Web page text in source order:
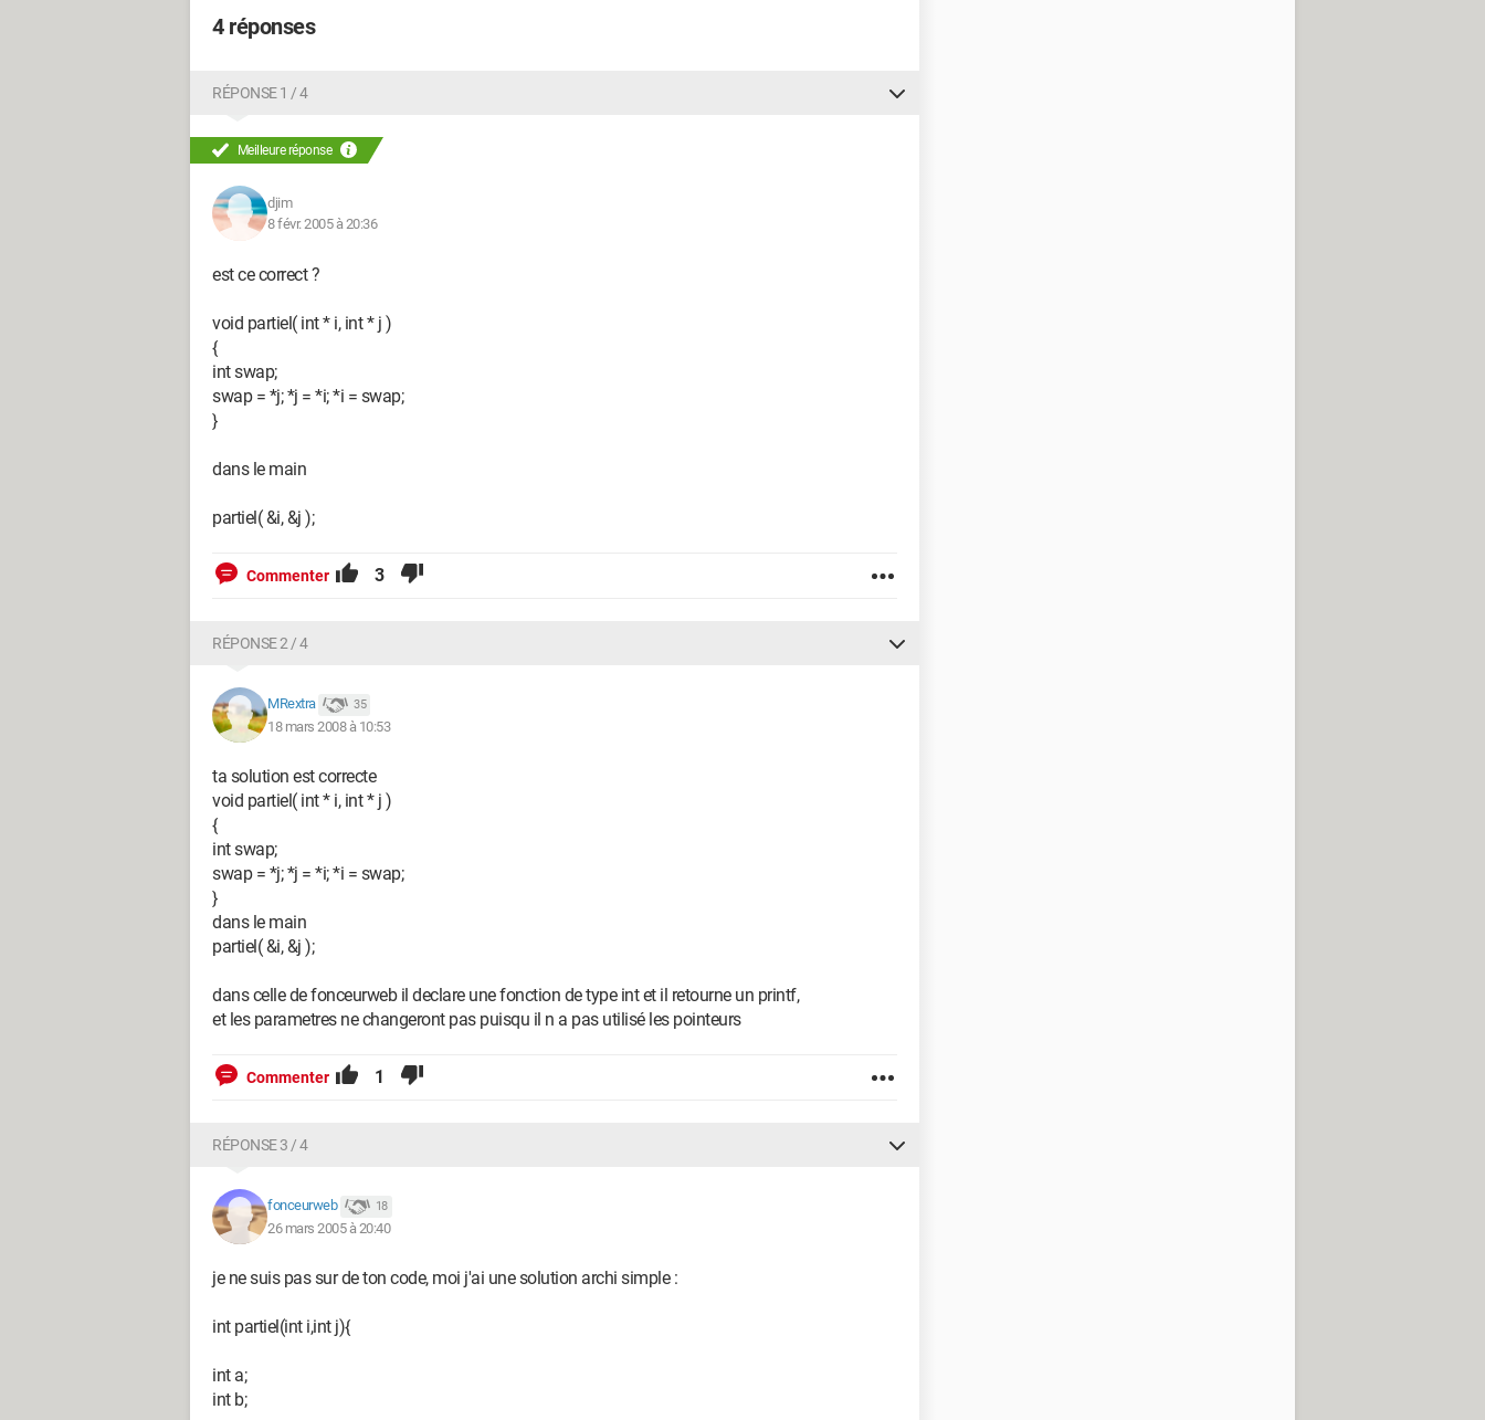
4 réponses
RÉPONSE 1 / 4
Meilleure réponse
djim
8 févr. 2005 à 20:36
est ce correct ?
void partiel( int * i, int * j )
{
int swap;
swap = *j; *j = *i; *i = swap;
}
dans le main
partiel( &i, &j );
Commenter 3
RÉPONSE 2 / 4
MRextra 35
18 mars 2008 à 10:53
ta solution est correcte
void partiel( int * i, int * j )
{
int swap;
swap = *j; *j = *i; *i = swap;
}
dans le main
partiel( &i, &j );
dans celle de fonceurweb il declare une fonction de type int et il retourne un printf,
et les parametres ne changeront pas puisqu il n a pas utilisé les pointeurs
Commenter 1
RÉPONSE 3 / 4
fonceurweb 18
26 mars 2005 à 20:40
je ne suis pas sur de ton code, moi j'ai une solution archi simple :
int partiel(int i,int j){
int a;
int b;